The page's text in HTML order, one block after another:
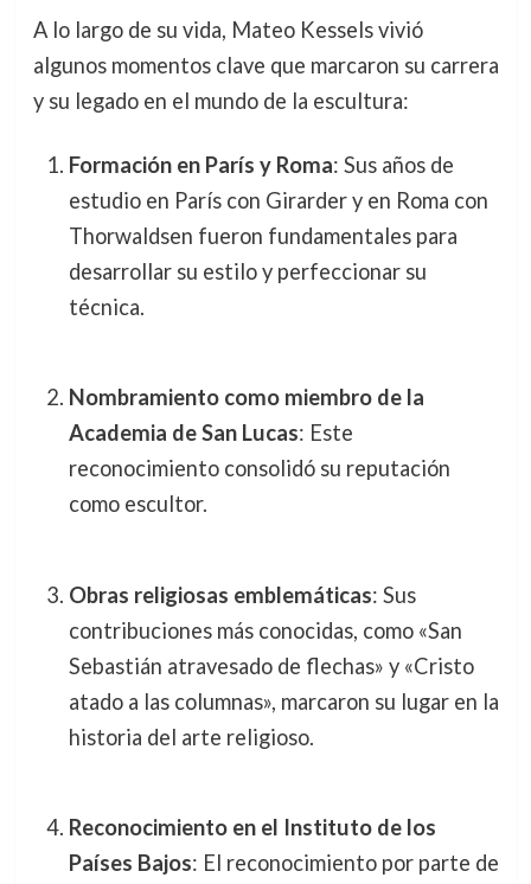
A lo largo de su vida, Mateo Kessels vivió
algunos momentos clave que marcaron su carrera
y su legado en el mundo de la escultura:
Formación en París y Roma: Sus años de
estudio en París con Girarder y en Roma con
Thorwaldsen fueron fundamentales para
desarrollar su estilo y perfeccionar su
técnica.
Nombramiento como miembro de la
Academia de San Lucas: Este
reconocimiento consolidó su reputación
como escultor.
Obras religiosas emblemáticas: Sus
contribuciones más conocidas, como «San
Sebastián atravesado de flechas» y «Cristo
atado a las columnas», marcaron su lugar en la
historia del arte religioso.
Reconocimiento en el Instituto de los
Países Bajos: El reconocimiento por parte de